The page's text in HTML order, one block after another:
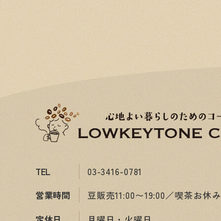
TEL
03-3416-0781
営業時間
豆販売11:00〜19:00／喫茶お休